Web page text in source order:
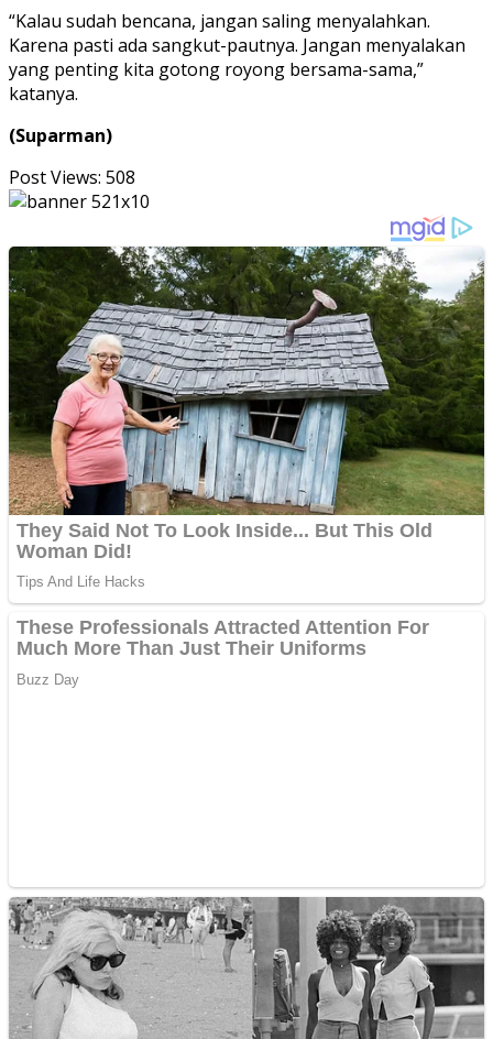
“Kalau sudah bencana, jangan saling menyalahkan.
Karena pasti ada sangkut-pautnya. Jangan menyalakan
yang penting kita gotong royong bersama-sama,”
katanya.
(Suparman)
Post Views: 508